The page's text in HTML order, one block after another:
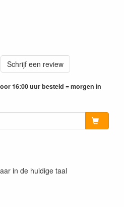
Schrijf een review
16:00 uur besteld = morgen in
in de huidige taal